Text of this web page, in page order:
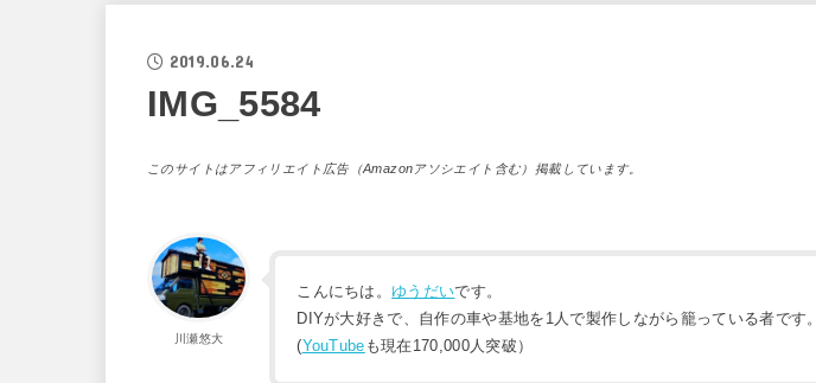
2019.06.24
IMG_5584
このサイトはアフィリエイト広告（Amazonアソシエイト含む）掲載しています。
川瀬悠大
こんにちは。ゆうだいです。
DIYが大好きで、自作の車や基地を1人で製作しながら籠っている者です。
(YouTube も現在170,000人突破）